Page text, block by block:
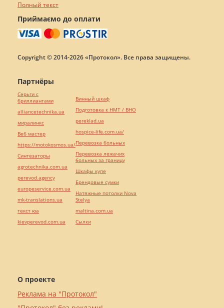
Полный текст
Приймаємо до оплати
Copyright © 2014-2026 «Протокол». Все права защищены.
О проекте
Реклама на "Протокол"
Партнёры
Серьги с
бриллиантами
alliancetechnika.ua
миралинкс
Веб мастер
https://motokosmos.ua/
Синтезаторы
agrotechnika.com.ua
perevod.agency
europeservice.com.ua
mk-translations.ua
текст юа
kievperevod.com.ua
Винный шкаф
Подготовка к НМТ / ВНО
pereklad.ua
hospice-life.com.ua/
Перевозка больных
Перевозка лежачих
больных за границу
Шкафы купе
Брендовые сумки
Натяжные потолки Nova
Stelya
maltina.com.ua
Cылки